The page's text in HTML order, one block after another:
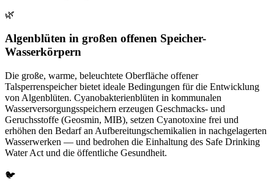
🌿
Algenblüten in großen offenen Speicher-
Wasserkörpern
Die große, warme, beleuchtete Oberfläche offener
Talsperrenspeicher bietet ideale Bedingungen für die Entwicklung
von Algenblüten. Cyanobakterienblüten in kommunalen
Wasserversorgungsspeichern erzeugen Geschmacks- und
Geruchsstoffe (Geosmin, MIB), setzen Cyanotoxine frei und
erhöhen den Bedarf an Aufbereitungschemikalien in nachgelagerten
Wasserwerken — und bedrohen die Einhaltung des Safe Drinking
Water Act und die öffentliche Gesundheit.
🐦